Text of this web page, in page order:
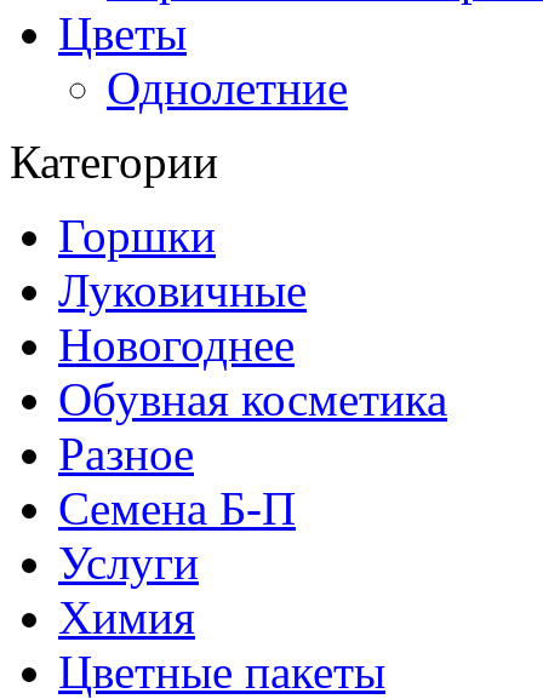
Цветы
Однолетние
Категории
Горшки
Луковичные
Новогоднее
Обувная косметика
Разное
Семена Б-П
Услуги
Химия
Цветные пакеты